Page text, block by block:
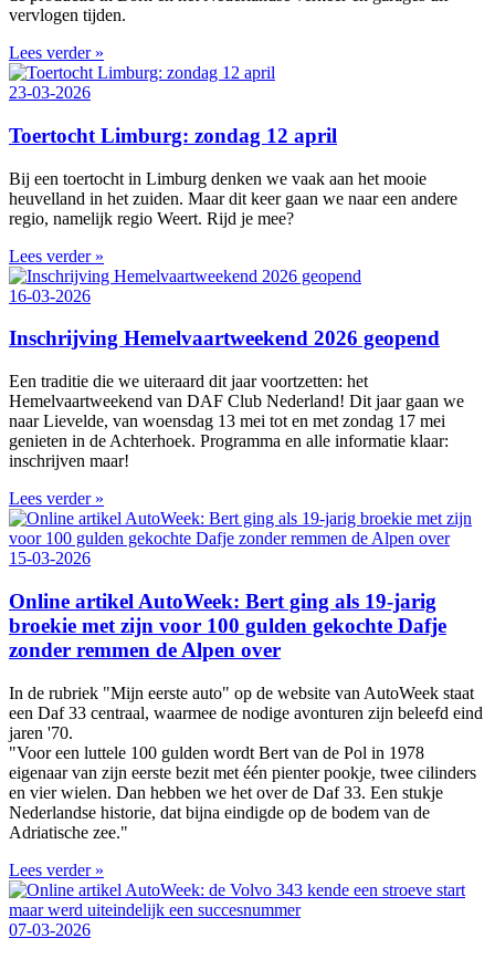
vervlogen tijden.
Lees verder »
23-03-2026
Toertocht Limburg: zondag 12 april
Bij een toertocht in Limburg denken we vaak aan het mooie
heuvelland in het zuiden. Maar dit keer gaan we naar een andere
regio, namelijk regio Weert. Rijd je mee?
Lees verder »
16-03-2026
Inschrijving Hemelvaartweekend 2026 geopend
Een traditie die we uiteraard dit jaar voortzetten: het
Hemelvaartweekend van DAF Club Nederland! Dit jaar gaan we
naar Lievelde, van woensdag 13 mei tot en met zondag 17 mei
genieten in de Achterhoek. Programma en alle informatie klaar:
inschrijven maar!
Lees verder »
15-03-2026
Online artikel AutoWeek: Bert ging als 19-jarig
broekie met zijn voor 100 gulden gekochte Dafje
zonder remmen de Alpen over
In de rubriek "Mijn eerste auto" op de website van AutoWeek staat
een Daf 33 centraal, waarmee de nodige avonturen zijn beleefd eind
jaren '70.
"Voor een luttele 100 gulden wordt Bert van de Pol in 1978
eigenaar van zijn eerste bezit met één pienter pookje, twee cilinders
en vier wielen. Dan hebben we het over de Daf 33. Een stukje
Nederlandse historie, dat bijna eindigde op de bodem van de
Adriatische zee."
Lees verder »
07-03-2026